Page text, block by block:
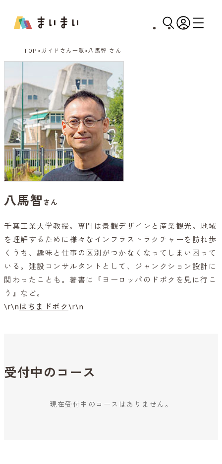
TOP ガイドさん一覧 八馬智 さん
八馬智 さん
千葉工業大学教授。専門は景観デザインと産業観光。地域
を理解するために様々なインフラストラクチャーを訪ね歩
くうち、趣味と仕事の区別がつかなくなってしまい困って
いる。建設コンサルタントとして、ジャンクション設計に
関わったことも。著書に『ヨーロッパのドボクを見に行こ
う』など。
\r\n はちまドボク\r\n
受付中のコース
現在受付中のコースはありません。